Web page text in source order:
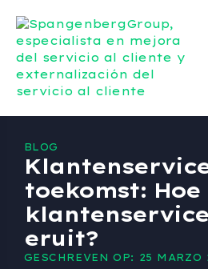
BLOG
toekomst: Hoe
eruit?
GESCHREVEN OP: 25 MARZO